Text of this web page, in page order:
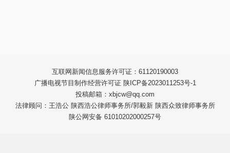
互联网新闻信息服务许可证：61120190003
广播电视节目制作经营许可证 陕ICP备2023011253号-1
投稿邮箱：xbjcw@qq.com
法律顾问：王浩公 陕西浩公律师事务所/郭毅新 陕西众致律师事务所
陕公网安备 61010202000257号